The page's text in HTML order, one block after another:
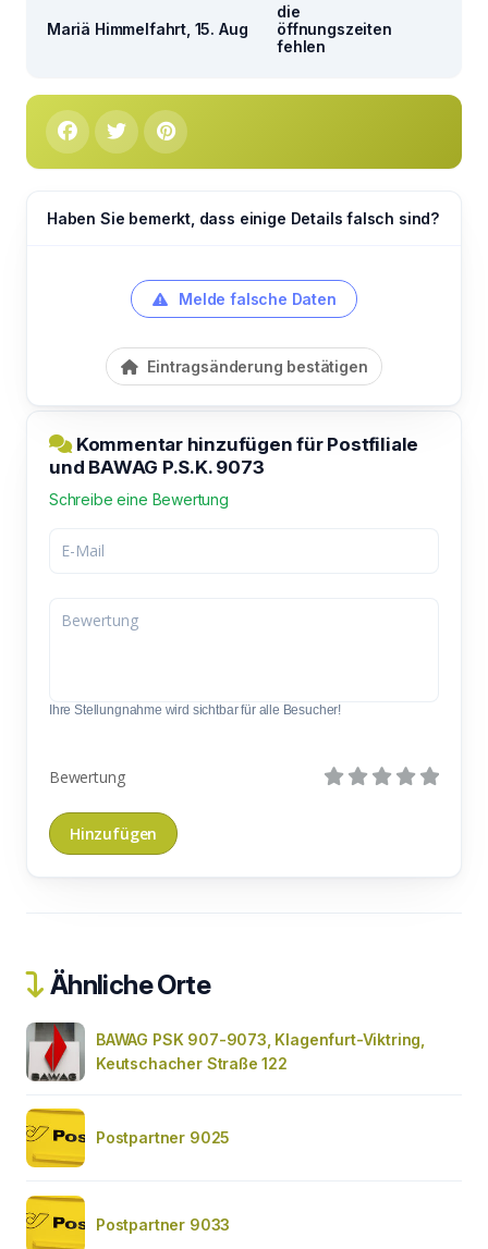
Mariä Himmelfahrt, 15. Aug
die
öffnungszeiten
fehlen
Haben Sie bemerkt, dass einige Details falsch sind?
Melde falsche Daten
Eintragsänderung bestätigen
Kommentar hinzufügen für Postfiliale
und BAWAG P.S.K. 9073
Schreibe eine Bewertung
Ihre Stellungnahme wird sichtbar für alle Besucher!
Bewertung
Ähnliche Orte
BAWAG PSK 907-9073, Klagenfurt-Viktring,
Keutschacher Straße 122
Postpartner 9025
Postpartner 9033